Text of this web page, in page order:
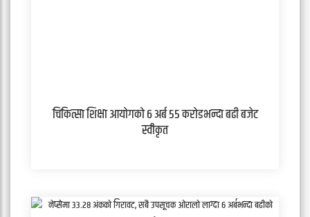
चिकित्सा शिक्षा आयोगको ६ अर्ब ५५ करोडभन्दा बढी बजेट
स्वीकृत